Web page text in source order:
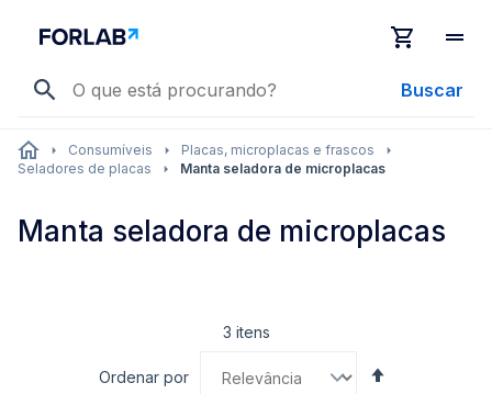
Buscar
Consumíveis
Placas, microplacas e frascos
Seladores de placas
Manta seladora de microplacas
Manta seladora de microplacas
3 itens
Ordenar por